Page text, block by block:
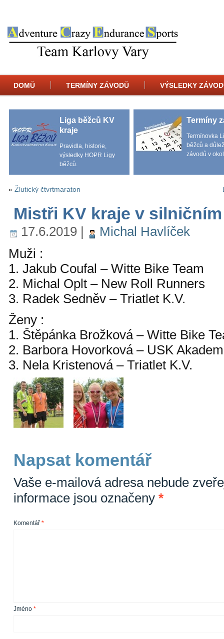
DOMŮ TERMÍNY ZÁVODŮ VÝSLEDKY
Liga běžců KV
kraje
Pravidla, historie,
výsledky HOPR Ligy
běžců.
Termíny
Termínovka
běžců a
závodů v
« Žlutický čtvrtmaraton
Mistři KV kraje v
17.6.2019 |
Michal Havlíček
Muži :
1. Jakub Coufal – Witte Bike Team
2. Michal Oplt – New Roll Runners
3. Radek Sedněv – Triatlet K.V.
Ženy :
1. Štěpánka Brožková – Witte Bike
2. Barbora Hovorková – USK
3. Nela Kristenová – Triatlet K.V.
Napsat komentář
Vaše e-mailová adresa nebude
informace jsou označeny *
Komentář *
Jméno *